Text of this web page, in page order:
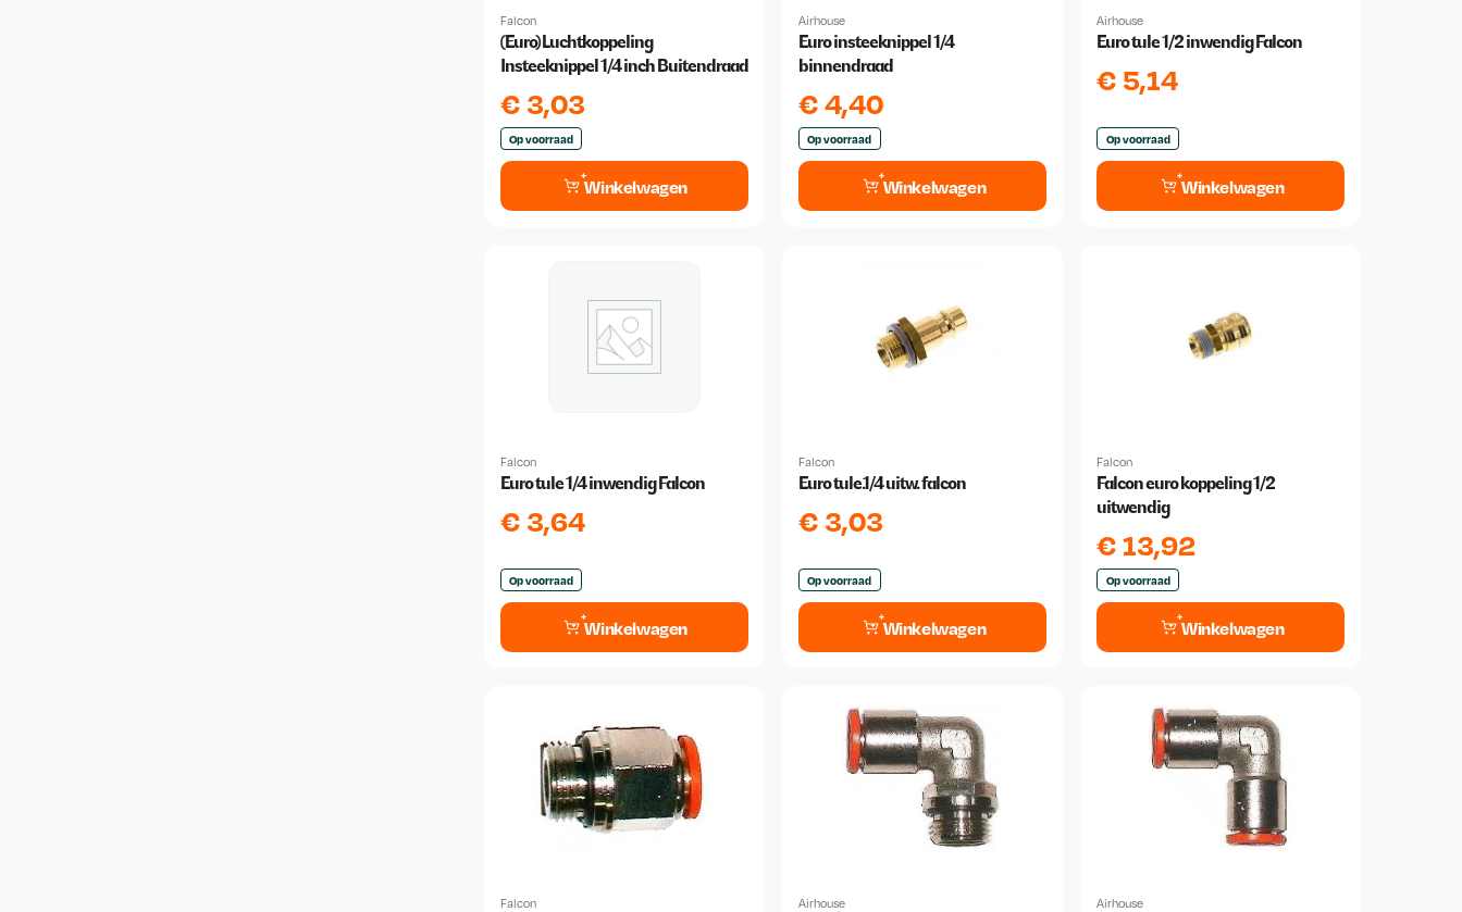
Falcon
(Euro) Luchtkoppeling
Insteeknippel 1/4 inch Buitendraad
€ 3,03
Op voorraad
Winkelwagen
Airhouse
Euro insteeknippel 1/4
binnendraad
€4,40
Op voorraad
Winkelwagen
Airhouse
Euro tule 1/2 inwendig Falcon
€ 5,14
Op voorraad
Winkelwagen
Falcon
Euro tule 1/4 inwendig Falcon
€ 3,64
Op voorraad
Winkelwagen
Falcon
Euro tule.1/4 uitw. falcon
€ 3,03
Op voorraad
Winkelwagen
Falcon
Falcon euro koppeling 1/2
uitwendig
€13,92
Op voorraad
Winkelwagen
Falcon Airhouse Airhouse